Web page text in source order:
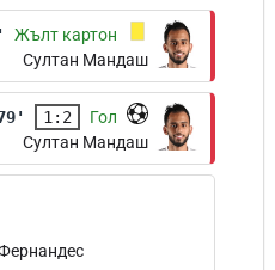
Жълт картон
Султан Мандаш
1:2
Гол
Султан Мандаш